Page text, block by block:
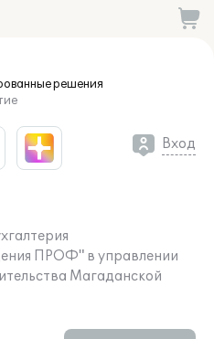
решения
Вход
ПРОФ" в управлении
Магаданской